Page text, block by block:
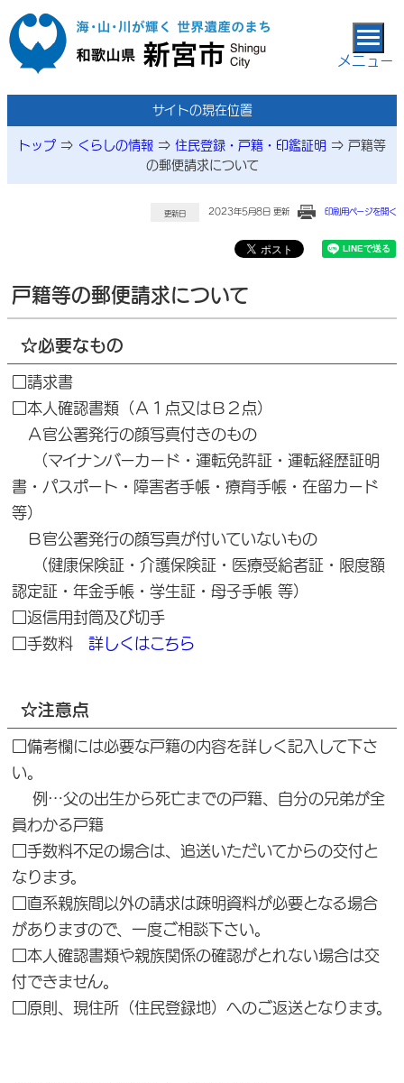
本文へ移動
メニュー
サイトの現在位置
トップ ⇒ くらしの情報 ⇒ 住民登録・戸籍・印鑑証明 ⇒ 戸籍等
の郵便請求について
更新日 2023年5月8日 更新 印刷用ページを開く
戸籍等の郵便請求について
☆必要なもの
□請求書
□本人確認書類（Ａ１点又はＢ２点）
Ａ官公署発行の顔写真付きのもの
（マイナンバーカード・運転免許証・運転経歴証明
書・パスポート・障害者手帳・療育手帳・在留カード
等）
Ｂ官公署発行の顔写真が付いていないもの
（健康保険証・介護保険証・医療受給者証・限度額
認定証・年金手帳・学生証・母子手帳 等）
□返信用封筒及び切手
□手数料 詳しくはこちら
☆注意点
□備考欄には必要な戸籍の内容を詳しく記入して下さ
い。
例…父の出生から死亡までの戸籍、自分の兄弟が全
員わかる戸籍
□手数料不足の場合は、追送いただいてからの交付と
なります。
□直系親族間以外の請求は疎明資料が必要となる場合
がありますので、一度ご相談下さい。
□本人確認書類や親族関係の確認がとれない場合は交
付できません。
□原則、現住所（住民登録地）へのご返送となります。